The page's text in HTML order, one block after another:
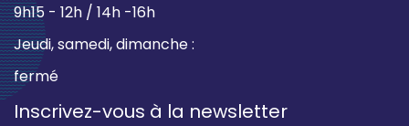
9h15 - 12h / 14h -16h
Jeudi, samedi, dimanche :
fermé
Inscrivez-vous à la newsletter